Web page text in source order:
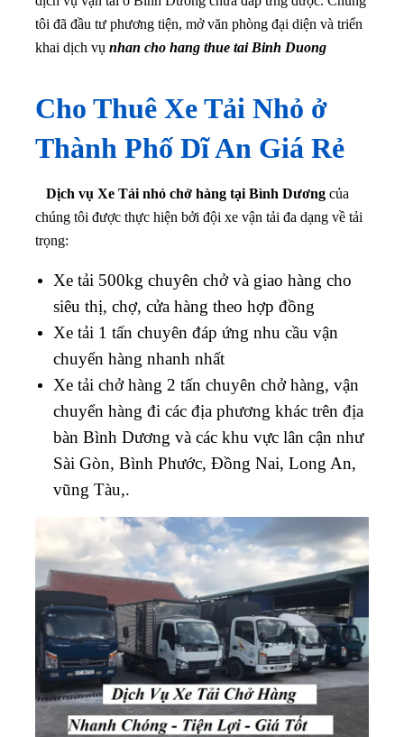
tôi đã đầu tư phương tiện, mở văn phòng đại diện và triển
khai dịch vụ nhan cho hang thue tai Binh Duong
Cho Thuê Xe Tải Nhỏ ở
Thành Phố Dĩ An Giá Rẻ
Dịch vụ Xe Tải nhỏ chở hàng tại Bình Dương của
chúng tôi được thực hiện bởi đội xe vận tải đa dạng về tải
trọng:
Xe tải 500kg chuyên chở và giao hàng cho
siêu thị, chợ, cửa hàng theo hợp đồng
Xe tải 1 tấn chuyên đáp ứng nhu cầu vận
chuyển hàng nhanh nhất
Xe tải chở hàng 2 tấn chuyên chở hàng, vận
chuyển hàng đi các địa phương khác trên địa
bàn Bình Dương và các khu vực lân cận như
Sài Gòn, Bình Phước, Đồng Nai, Long An,
vũng Tàu,.